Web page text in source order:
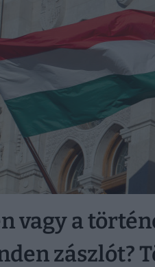
vagy a
zászlót?